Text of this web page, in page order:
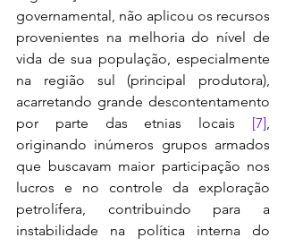
governamental, não aplicou os recursos
provenientes na melhoria do nível de
vida de sua população, especialmente
na região sul (principal produtora),
acarretando grande descontentamento
por parte das etnias locais [7],
originando inúmeros grupos armados
que buscavam maior participação nos
lucros e no controle da exploração
petrolífera, contribuindo para a
instabilidade na política interna do